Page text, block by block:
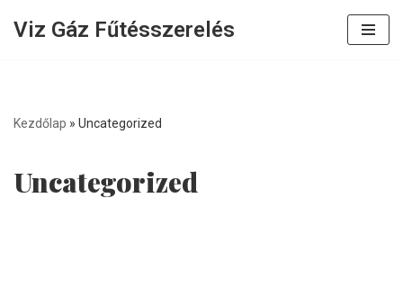
Viz Gáz Fűtésszerelés
Kezdőlap » Uncategorized
Uncategorized